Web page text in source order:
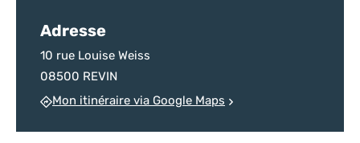
Adresse
10 rue Louise Weiss
08500 REVIN
Mon itinéraire via Google Maps